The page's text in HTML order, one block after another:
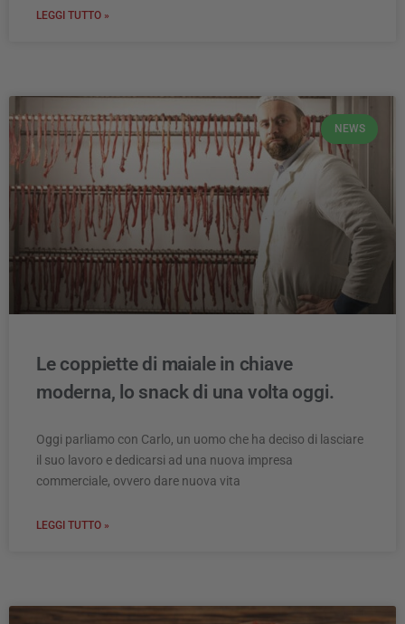
LEGGI TUTTO »
NEWS
Le coppiette di maiale in chiave
moderna, lo snack di una volta oggi.
Oggi parliamo con Carlo, un uomo che ha deciso di lasciare
il suo lavoro e dedicarsi ad una nuova impresa
commerciale, ovvero dare nuova vita
LEGGI TUTTO »